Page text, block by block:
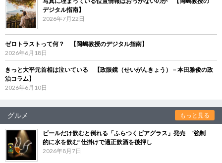
デジタル指南】
2026年7月22日
ゼロトラストって何？ 【岡嶋教授のデジタル指南】
2026年6月18日
きっと大平元首相は泣いている 【政眼鏡（せいがんきょう）－本田雅俊の政
治コラム】
2026年6月10日
グルメ もっと見る
ビールだけ飲むと倒れる「ふらつくビアグラス」発売 “強制
的に水を飲む”仕掛けで適正飲酒を後押し
2026年8月7日